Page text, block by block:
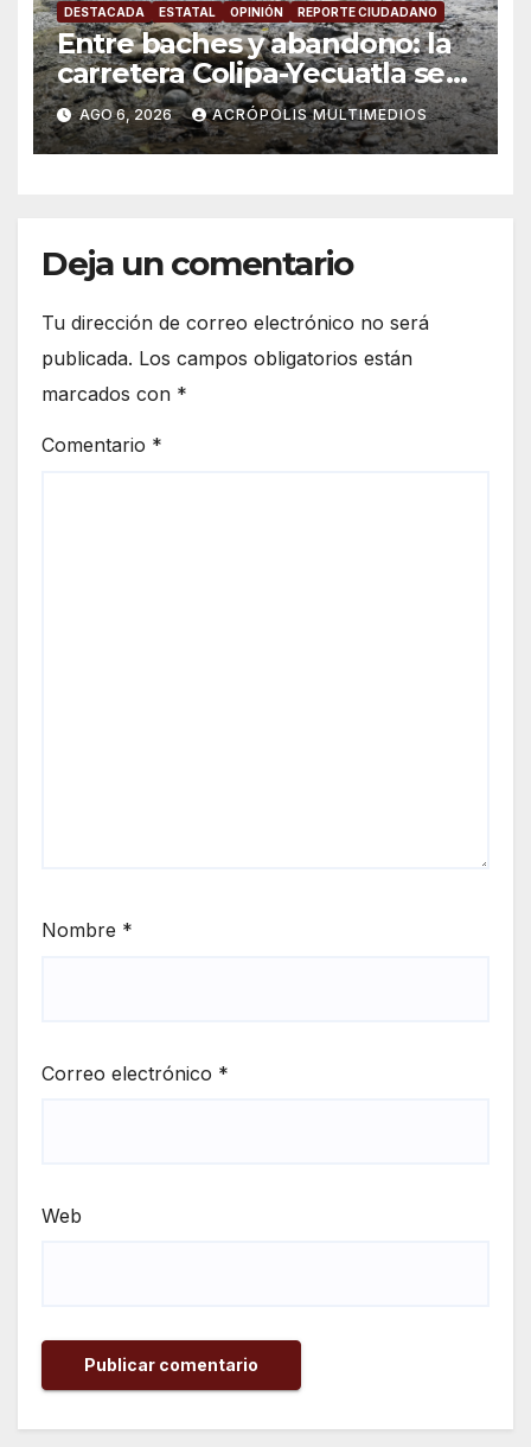
DESTACADA ESTATAL OPINIÓN REPORTE CIUDADANO
Entre baches y abandono: la
carretera Colipa-Yecuatla se
convierte en un riesgo diario
AGO 6, 2026 ACRÓPOLIS MULTIMEDIOS
Deja un comentario
Tu dirección de correo electrónico no será
publicada. Los campos obligatorios están
marcados con *
Comentario *
Nombre *
Correo electrónico *
Web